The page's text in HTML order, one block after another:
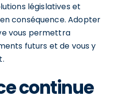
législatives et
conséquence. Adopter
vous permettra
futurs et de vous y
continue